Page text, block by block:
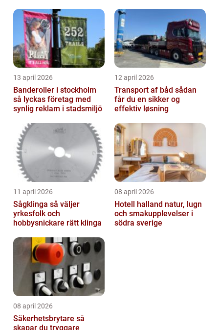
13 april 2026
Banderoller i stockholm
så lyckas företag med
synlig reklam i stadsmiljö
12 april 2026
Transport af båd sådan
får du en sikker og
effektiv løsning
11 april 2026
Sågklinga så väljer
yrkesfolk och
hobbysnickare rätt klinga
08 april 2026
Hotell halland natur, lugn
och smakupplevelser i
södra sverige
08 april 2026
Säkerhetsbrytare så
skapar du tryggare